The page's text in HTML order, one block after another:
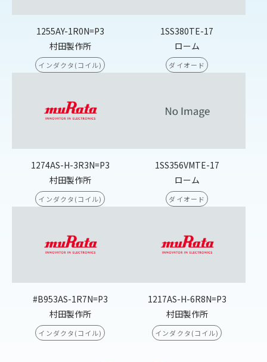
1255AY-1R0N=P3
村田製作所
インダクタ(コイル)
1SS380TE-17
ローム
ダイオード
1274AS-H-3R3N=P3
村田製作所
インダクタ(コイル)
1SS356VMTE-17
ローム
ダイオード
#B953AS-1R7N=P3
村田製作所
インダクタ(コイル)
1217AS-H-6R8N=P3
村田製作所
インダクタ(コイル)